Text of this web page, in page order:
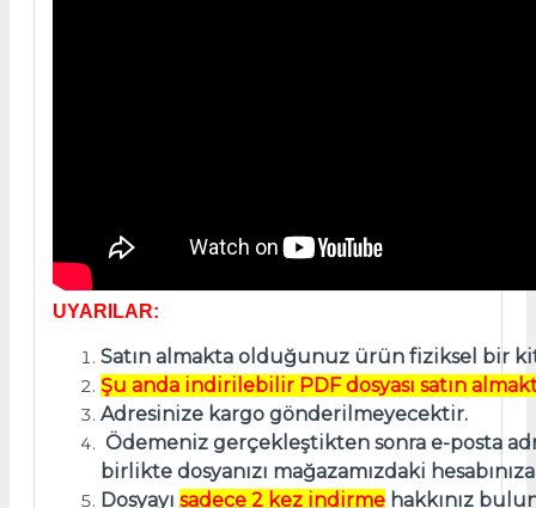
UYARILAR:
Satın almakta olduğunuz ürün fiziksel bir
Şu anda indirilebilir PDF dosyası satın
Adresinize kargo gönderilmeyecektir.
Ödemeniz gerçekleştikten sonra e-posta
birlikte dosyanızı mağazamızdaki
Dosyayı sadece 2 kez indirme hakkınız